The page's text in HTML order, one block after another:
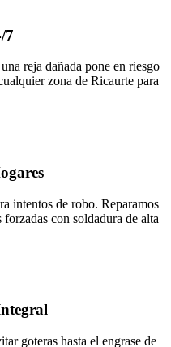
7
reja dañada pone en riesgo
zona de Ricaurte para
intentos de robo. Reparamos
con soldadura de alta
goteras hasta el engrase de